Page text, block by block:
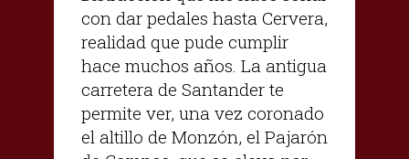
con dar pedales hasta Cervera,
realidad que pude cumplir
hace muchos años. La antigua
carretera de Santander te
permite ver, una vez coronado
el altillo de Monzón, el Pajarón